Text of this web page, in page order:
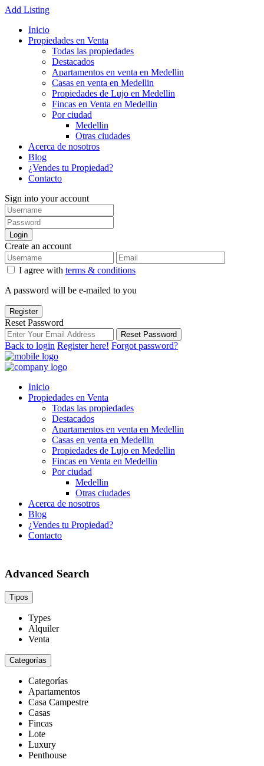
Add Listing
Inicio
Propiedades en Venta
Todas las propiedades
Destacados
Apartamentos en venta en Medellin
Casas en venta en Medellin
Propiedades de Lujo en Medellin
Fincas en Venta en Medellin
Por ciudad
Medellin
Otras ciudades
Acerca de nosotros
Blog
¿Vendes tu Propiedad?
Contacto
Sign into your account
Login
Create an account
I agree with terms & conditions
A password will be e-mailed to you
Register
Reset Password
Reset Password
Back to login Register here! Forgot password?
Inicio
Propiedades en Venta
Todas las propiedades
Destacados
Apartamentos en venta en Medellin
Casas en venta en Medellin
Propiedades de Lujo en Medellin
Fincas en Venta en Medellin
Por ciudad
Medellin
Otras ciudades
Acerca de nosotros
Blog
¿Vendes tu Propiedad?
Contacto
Advanced Search
Tipos
Types
Alquiler
Venta
Categorías
Categorías
Apartamentos
Casa Campestre
Casas
Fincas
Lote
Luxury
Penthouse